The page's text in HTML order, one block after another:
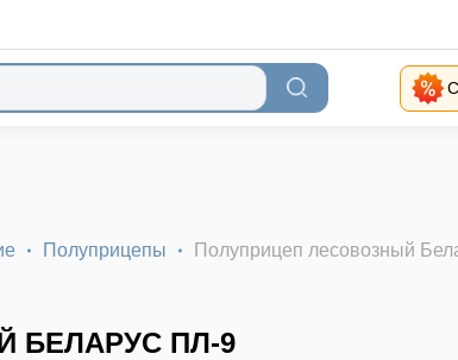
Полуприцепы Полуприцеп лесовозный
БЕЛАРУС ПЛ-9